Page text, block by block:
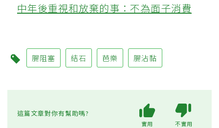
中年後重視和放棄的事：不為面子消費
腸阻塞 結石 芭樂 腸沾黏
這篇文章對你有幫助嗎?
實用 不實用